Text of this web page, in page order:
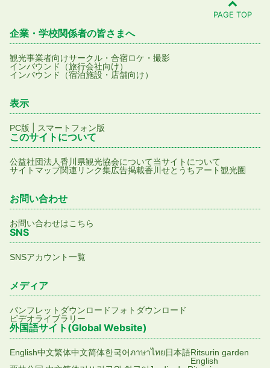
PAGE TOP
企業・学校関係者の皆さまへ
観光事業者向けサークル・合宿ロケ・撮影
インバウンド（旅行会社向け）
インバウンド（宿泊施設・店舗向け）
表示
PC版 スマートフォン版
このサイトについて
公益社団法人香川県観光協会について当サイトについて
サイトマップ関連リンク集広告掲載香川せとうちアート観光圏
お問い合わせ
お問い合わせはこちら
SNS
SNSアカウント一覧
メディア
パンフレットダウンロードフォトダウンロード
ビデオライブラリー
外国語サイト(Global Website)
English中文繁体中文简体한국어ภาษาไทย日本語Ritsurin garden
English